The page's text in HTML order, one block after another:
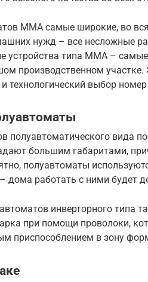
MMA самые широкие, во
нужд – все несложные
устройства типа MMA –
производственном участке.
технологический выбор
полуавтоматического вида
большим габаритами,
полуавтоматы
дома работать с ними будет
инверторного типа
при помощи проволоки,
приспособлением в зону